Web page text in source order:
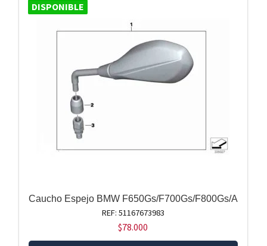
DISPONIBLE
Caucho Espejo BMW F650Gs/F700Gs/F800Gs/A
REF: 51167673983
$78.000